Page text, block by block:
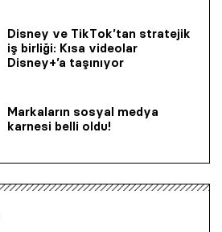
Disney ve TikTok’tan stratejik
iş birliği: Kısa videolar
Disney+’a taşınıyor
Markaların sosyal medya
karnesi belli oldu!